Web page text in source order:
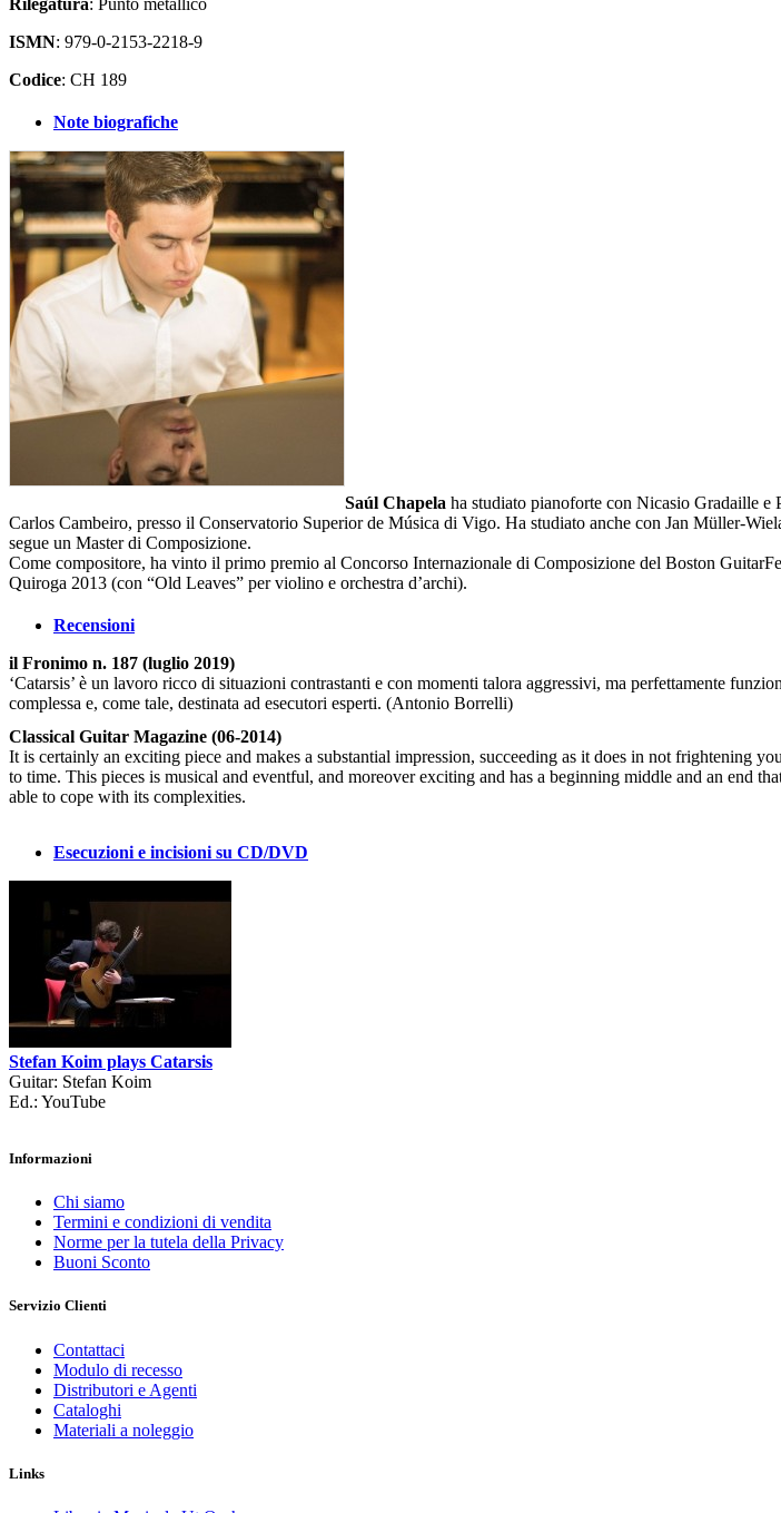
Rilegatura: Punto metallico
ISMN: 979-0-2153-2218-9
Codice: CH 189
Note biografiche
Saúl Chapela ha studiato pianoforte con Nicasio Gradaille
Carlos Cambeiro, presso il Conservatorio Superior de Música di Vigo. Ha studiato anche con Jan Müller-
segue un Master di Composizione.
Come compositore, ha vinto il primo premio al Concorso Internazionale di Composizione del Boston
Quiroga 2013 (con “Old Leaves” per violino e orchestra d’archi).
Recensioni
il Fronimo n. 187 (luglio 2019)
‘Catarsis’ è un lavoro ricco di situazioni contrastanti e con momenti talora aggressivi, ma perfettamente
complessa e, come tale, destinata ad esecutori esperti. (Antonio Borrelli)
Classical Guitar Magazine (06-2014)
It is certainly an exciting piece and makes a substantial impression, succeeding as it does in not frightening
to time. This pieces is musical and eventful, and moreover exciting and has a beginning middle and an end
able to cope with its complexities.
Esecuzioni e incisioni su CD/DVD
Stefan Koim plays Catarsis
Guitar: Stefan Koim
Ed.: YouTube
Informazioni
Chi siamo
Termini e condizioni di vendita
Norme per la tutela della Privacy
Buoni Sconto
Servizio Clienti
Contattaci
Modulo di recesso
Distributori e Agenti
Cataloghi
Materiali a noleggio
Links